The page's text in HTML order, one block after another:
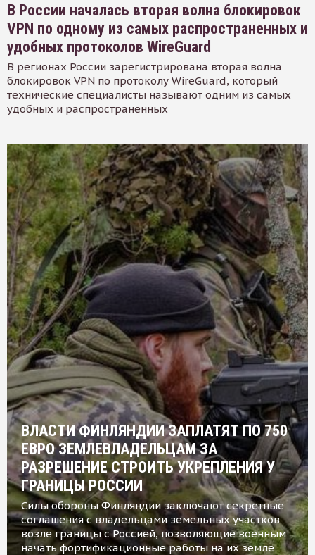
В России началась вторая волна блокировок
VPN по одному из самых распространенных и
удобных протоколов WireGuard
В регионах России зарегистрирована вторая волна
блокировок VPN по протоколу WireGuard, который
технические специалисты называют одним из самых
удобных и распространенных
ВЛАСТИ ФИНЛЯНДИИ ЗАПЛАТЯТ ПО 750
ЕВРО ЗЕМЛЕВЛАДЕЛЬЦАМ ЗА
РАЗРЕШЕНИЕ СТРОИТЬ УКРЕПЛЕНИЯ У
ГРАНИЦЫ РОССИИ
Силы обороны Финляндии заключают секретные
соглашения с владельцами земельных участков
возле границы с Россией, позволяющие военным
начать фортификационные работы на их земле